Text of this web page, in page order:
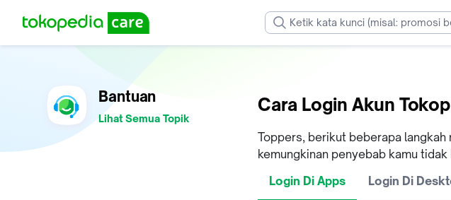
Bantuan
Lihat Semua Topik
Cara Login Akun
Toppers, berikut beberapa langkah
kemungkinan penyebab kamu
Login Di Apps
Login Di